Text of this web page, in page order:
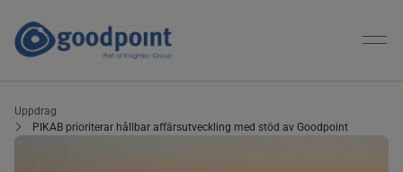
Uppdrag
PIKAB prioriterar hållbar affärsutveckling med stöd av Goodpoint